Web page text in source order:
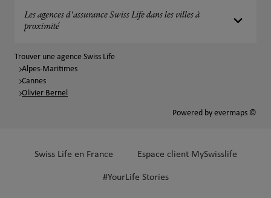
Les agences d'assurance Swiss Life dans les villes à
proximité
Trouver une agence Swiss Life
Alpes-Maritimes
Cannes
Olivier Bernel
Powered by evermaps ©
Swiss Life en France Espace client MySwisslife
#YourLife Stories